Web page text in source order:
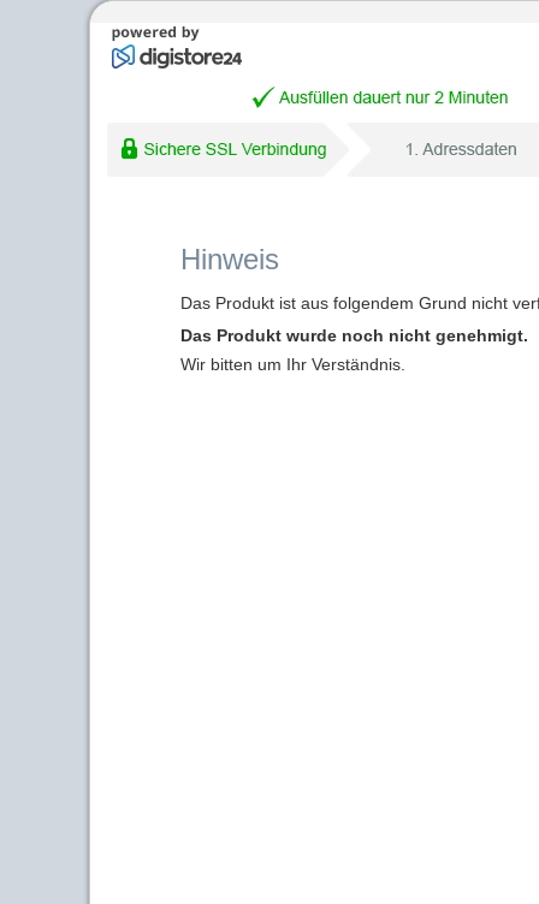
Hinweis
Das Produkt ist aus folgendem Grund nicht
Das Produkt wurde noch nicht genehmigt.
Wir bitten um Ihr Verständnis.